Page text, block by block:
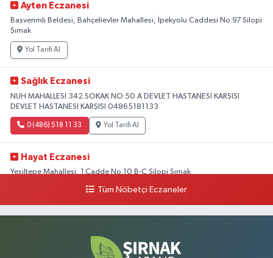
Ayten Eczanesi
Başverimli Beldesi, Bahçelievler Mahallesi, İpekyolu Caddesi No:97 Silopi
Şırnak
Yol Tarifi Al
Sağlık Eczanesi
NUH MAHALLESİ 342.SOKAK NO:50 A DEVLET HASTANESİ KARŞISI
DEVLET HASTANESİ KARŞISI 04865181133
0 (486) 518 11 33 Yol Tarifi Al
Hayat Eczanesi
Yeşiltepe Mahallesi, 1.Cadde No:10 B-C Silopi Şırnak
Yol Tarifi Al
Yenişehir Mahallesi, 8.Cadde No:53 A Silopi Şırnak
Yol Tarifi Al
Tüm Nöbetçi Eczaneler